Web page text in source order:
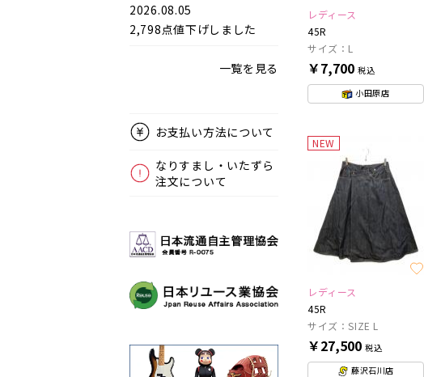
2026.08.05
2,798点値下げしました
一覧を見る
お支払い方法について
なりすまし・いたずら
注文について
レディース
45R
サイズ：L
￥7,700 税込
小田原店
NEW
レディース
45R
サイズ：SIZE L
￥27,500 税込
藤沢石川店